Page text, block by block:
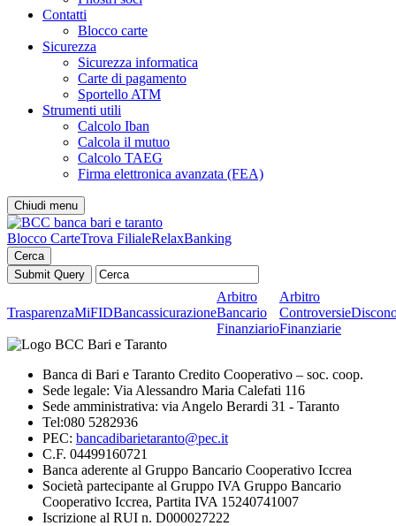
Contatti
Blocco carte
Sicurezza
Sicurezza informatica
Carte di pagamento
Sportello ATM
Strumenti utili
Calcolo Iban
Calcola il mutuo
Calcolo TAEG
Firma elettronica avanzata (FEA)
Chiudi menu
Blocco CarteTrova FilialeRelaxBanking
Cerca
TrasparenzaMiFIDBancassicurazione
Arbitro
Bancario
Finanziario
Arbitro
Controversie
Finanziarie
Banca di Bari e Taranto Credito Cooperativo – soc. coop.
Sede legale: Via Alessandro Maria Calefati 116
Sede amministrativa: via Angelo Berardi 31 - Taranto
Tel:080 5282936
PEC: bancadibarietaranto@pec.it
C.F. 04499160721
Banca aderente al Gruppo Bancario Cooperativo Iccrea
Società partecipante al Gruppo IVA Gruppo Bancario
Cooperativo Iccrea, Partita IVA 15240741007
Iscrizione al RUI n. D000027222